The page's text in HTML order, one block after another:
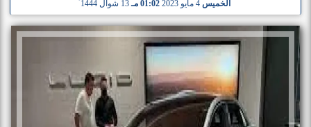
الخميس 01:02 مـ 13 شوال 1444